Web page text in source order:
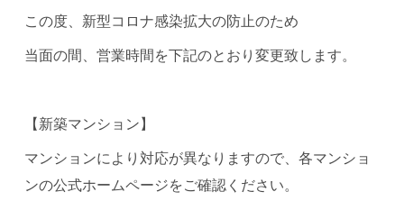
この度、新型コロナ感染拡大の防止のため
当面の間、営業時間を下記のとおり変更致します。
【新築マンション】
マンションにより対応が異なりますので、各マンショ
ンの公式ホームページをご確認ください。